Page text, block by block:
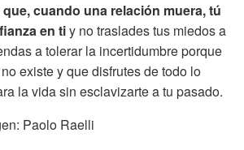
cuando una relación muera, tú
en tiy no traslades tus miedos a
a tolerar la incertidumbre porque
existe y que disfrutes de todo lo
la vida sin esclavizarte a tu pasado.
Paolo Raelli